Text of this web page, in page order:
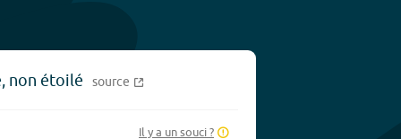
non étoilé source
Il y a un souci ?